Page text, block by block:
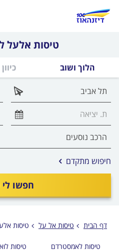
טיסות אלעל
הלוך ושוב
חפשו
חיפוש מתקדם אפשרויות
החיפוש
לפני
דף הבית טיסות אל על טיסות
טיסות לאמסטרדם טיסות